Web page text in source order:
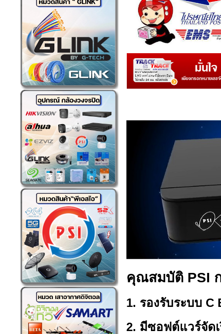
คุณสมบัติ PSI
1. รองรับระบบ C
2. มีซอฟต์แวร์จัด